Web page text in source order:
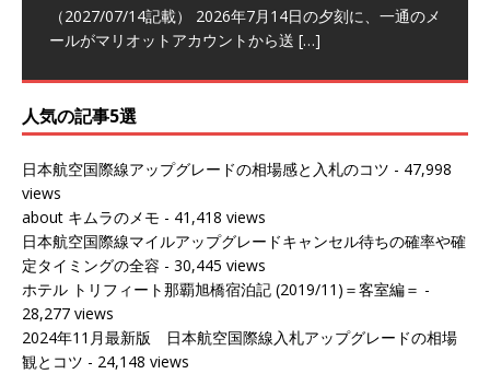
（2027/07/14記載） 2026年7月14日の夕刻に、一通のメ
ールがマリオットアカウントから送 […]
（2026/03/31記載） 2026年1月上旬にバンコク経由でチ
ェンマイに行く際に利用した。 バン[…]
～バンコクの移動の際に再びこちらの[…]
ェンマイに向かう際に利用した。 今[…]
人気の記事5選
日本航空国際線アップグレードの相場感と入札のコツ - 47,998
views
about キムラのメモ - 41,418 views
日本航空国際線マイルアップグレードキャンセル待ちの確率や確
定タイミングの全容 - 30,445 views
ホテル トリフィート那覇旭橋宿泊記 (2019/11)＝客室編＝ -
28,277 views
2024年11月最新版 日本航空国際線入札アップグレードの相場
観とコツ - 24,148 views